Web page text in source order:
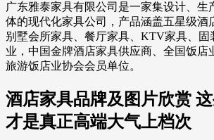
广东雅泰家具有限公司是一家集设计、生
体的现代化家具公司，产品涵盖五星级酒
别墅会所家具、餐厅家具、KTV家具、固
业，中国金牌酒店家具供应商、全国饭店
旅游饭店业协会会员单位。
酒店家具品牌及图片欣赏
才是真正高端大气上档次